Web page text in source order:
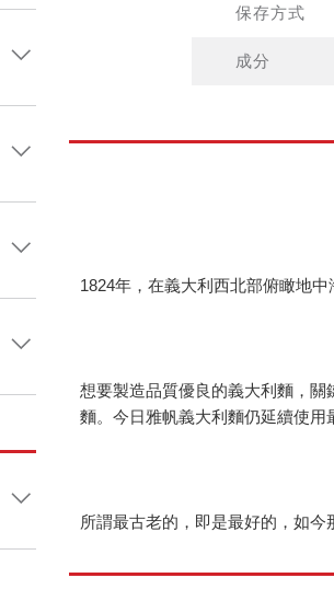
保存方式
成分
1824年，在義大利西北部俯瞰地
想要製造品質優良的義大利麵，關
麵。今日雅帆義大利麵仍延續使用
所謂最古老的，即是最好的，如今